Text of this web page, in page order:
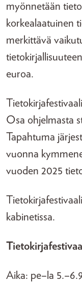
myönnetään
korkealaatuinen
merkittävä
euroa.
Osa ohjelmasta
Tapahtuma
vuonna
vuoden 2025
kabinetissa.
Aika: pe–la